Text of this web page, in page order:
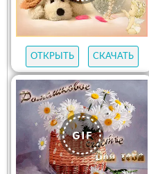
ОТКРЫТЬ СКАЧАТЬ